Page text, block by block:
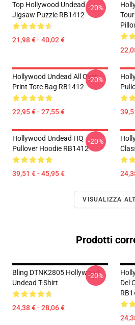
Top Hollywood Undead
Jigsaw Puzzle RB1412
21,98 € - 40,02 €
-20%
Hollywood Undead All Over
Print Tote Bag RB1412
22,95 € - 27,55 €
-20%
Hollywood Undead HQ
Pullover Hoodie RB1412
39,51 € - 45,95 €
-20%
VISUALIZZA
Prodotti
Bling DTNK2805 Hollywood
Undead T-Shirt
24,38 € - 28,06 €
-20%
Del